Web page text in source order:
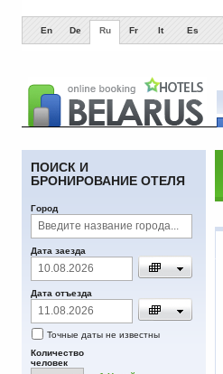
En De Ru Fr It Es
ПОИСК И
БРОНИРОВАНИЕ ОТЕЛЯ
Город
Дата заезда
Дата отъезда
Точные даты не известны
Количество
человек